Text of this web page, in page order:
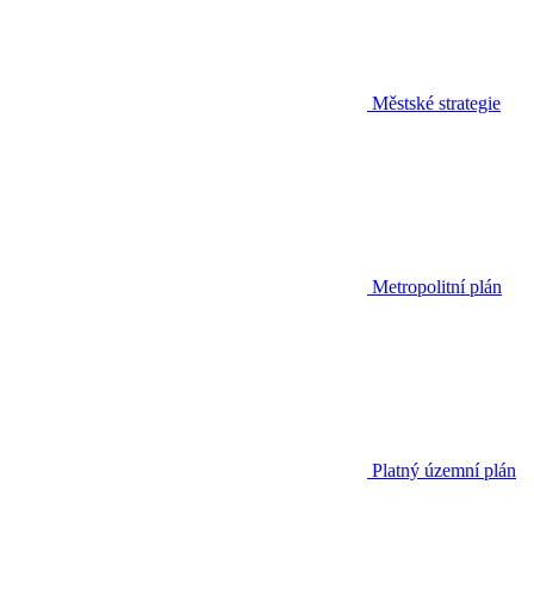
Městské strategie
Metropolitní plán
Platný územní plán